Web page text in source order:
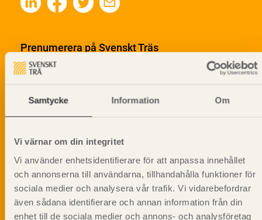
Samtycke Information Om
Vi värnar om din integritet
Vi använder enhetsidentifierare för att anpassa innehållet
och annonserna till användarna, tillhandahålla funktioner för
sociala medier och analysera vår trafik. Vi vidarebefordrar
även sådana identifierare och annan information från din
enhet till de sociala medier och annons- och analysföretag
Prenumerera på Svenskt Träs
informationsutskick!